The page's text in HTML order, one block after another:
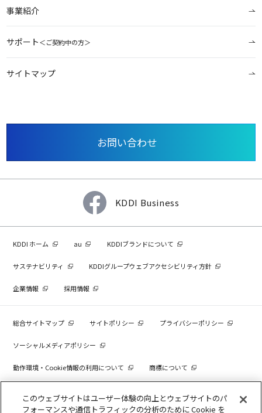
事業紹介
サポート＜ご契約中の方＞
サイトマップ
お問い合わせ
KDDI Business
KDDI ホーム au KDDIブランドについて
サステナビリティ KDDIグループウェブアクセシビリティ方針
企業情報 採用情報
総合サイトマップ サイトポリシー プライバシーポリシー
ソーシャルメディアポリシー
動作環境・Cookie情報の利用について 商標について
このウェブサイトはユーザー体験の向上とウェブサイトのパ
フォーマンスや通信トラフィックの分析のために Cookie を